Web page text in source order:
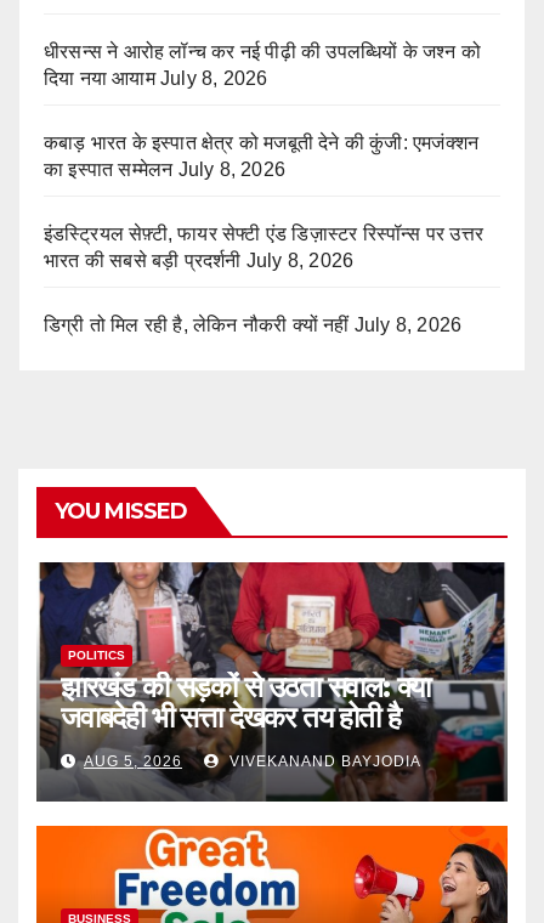
धीरसन्स ने आरोह लॉन्च कर नई पीढ़ी की उपलब्धियों के जश्न को
दिया नया आयाम July 8, 2026
कबाड़ भारत के इस्पात क्षेत्र को मजबूती देने की कुंजी: एमजंक्शन
का इस्पात सम्मेलन July 8, 2026
इंडस्ट्रियल सेफ़्टी, फायर सेफ्टी एंड डिज़ास्टर रिस्पॉन्स पर उत्तर
भारत की सबसे बड़ी प्रदर्शनी July 8, 2026
डिग्री तो मिल रही है, लेकिन नौकरी क्यों नहीं July 8, 2026
YOU MISSED
POLITICS
झारखंड की सड़कों से उठता सवाल: क्या
जवाबदेही भी सत्ता देखकर तय होती है
AUG 5, 2026 VIVEKANAND BAYJODIA
BUSINESS